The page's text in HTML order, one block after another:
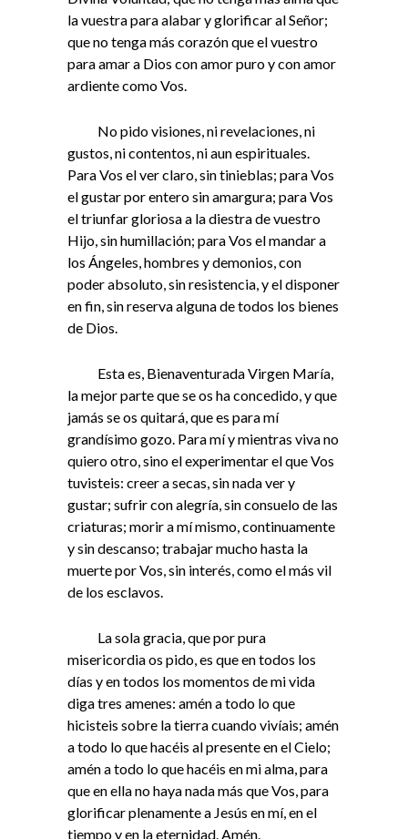
la vuestra para alabar y glorificar al Señor;
que no tenga más corazón que el vuestro
para amar a Dios con amor puro y con amor
ardiente como Vos.
No pido visiones, ni revelaciones, ni
gustos, ni contentos, ni aun espirituales.
Para Vos el ver claro, sin tinieblas; para Vos
el gustar por entero sin amargura; para Vos
el triunfar gloriosa a la diestra de vuestro
Hijo, sin humillación; para Vos el mandar a
los Ángeles, hombres y demonios, con
poder absoluto, sin resistencia, y el disponer
en fin, sin reserva alguna de todos los bienes
de Dios.
Esta es, Bienaventurada Virgen María,
la mejor parte que se os ha concedido, y que
jamás se os quitará, que es para mí
grandísimo gozo. Para mí y mientras viva no
quiero otro, sino el experimentar el que Vos
tuvisteis: creer a secas, sin nada ver y
gustar; sufrir con alegría, sin consuelo de las
criaturas; morir a mí mismo, continuamente
y sin descanso; trabajar mucho hasta la
muerte por Vos, sin interés, como el más vil
de los esclavos.
La sola gracia, que por pura
misericordia os pido, es que en todos los
días y en todos los momentos de mi vida
diga tres amenes: amén a todo lo que
hicisteis sobre la tierra cuando vivíais; amén
a todo lo que hacéis al presente en el Cielo;
amén a todo lo que hacéis en mi alma, para
que en ella no haya nada más que Vos, para
glorificar plenamente a Jesús en mí, en el
tiempo y en la eternidad. Amén.